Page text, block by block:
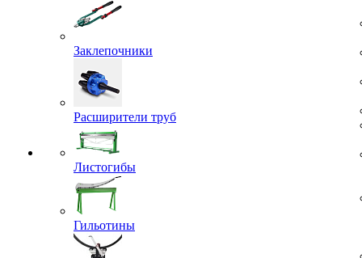
Заклепочники
Расширители труб
Листогибы
Гильотины